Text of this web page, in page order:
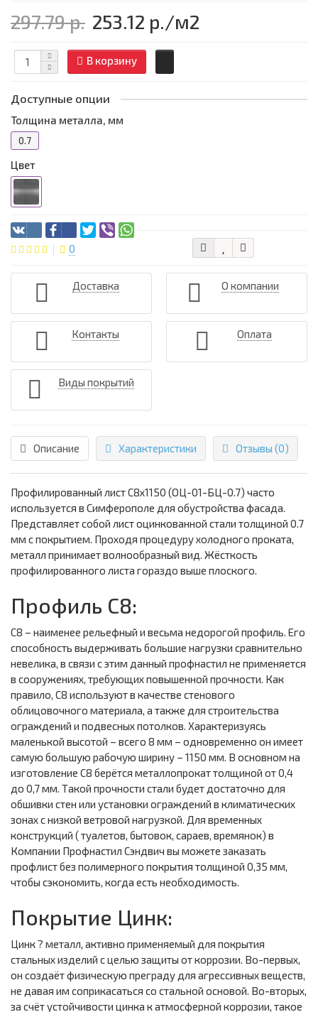
297.79 р. 253.12 р./м2
В корзину
Доступные опции
Толщина металла, мм
0.7
Цвет
0
Доставка О компании
Контакты Оплата
Виды покрытий
Описание Характеристики Отзывы (0)
Профилированный лист С8х1150 (ОЦ-01-БЦ-0.7) часто
используется в Симферополе для обустройства фасада.
Представляет собой лист оцинкованной стали толщиной 0.7
мм с покрытием. Проходя процедуру холодного проката,
металл принимает волнообразный вид. Жёсткость
профилированного листа гораздо выше плоского.
Профиль С8:
С8 – наименее рельефный и весьма недорогой профиль. Его
способность выдерживать большие нагрузки сравнительно
невелика, в связи с этим данный профнастил не применяется
в сооружениях, требующих повышенной прочности. Как
правило, С8 используют в качестве стенового
облицовочного материала, а также для строительства
ограждений и подвесных потолков. Характеризуясь
маленькой высотой – всего 8 мм – одновременно он имеет
самую большую рабочую ширину – 1150 мм. В основном на
изготовление С8 берётся металлопрокат толщиной от 0,4
до 0,7 мм. Такой прочности стали будет достаточно для
обшивки стен или установки ограждений в климатических
зонах с низкой ветровой нагрузкой. Для временных
конструкций ( туалетов, бытовок, сараев, времянок) в
Компании Профнастил Сэндвич вы можете заказать
профлист без полимерного покрытия толщиной 0,35 мм,
чтобы сэкономить, когда есть необходимость.
Покрытие Цинк:
Цинк ? металл, активно применяемый для покрытия
стальных изделий с целью защиты от коррозии. Во-первых,
он создаёт физическую преграду для агрессивных веществ,
не давая им соприкасаться со стальной основой. Во-вторых,
за счёт устойчивости цинка к атмосферной коррозии, такое